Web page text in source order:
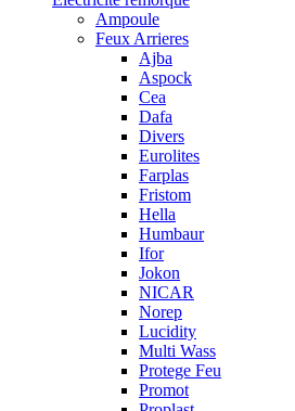
Ampoule
Feux Arrieres
Ajba
Aspock
Cea
Dafa
Divers
Eurolites
Farplas
Fristom
Hella
Humbaur
Ifor
Jokon
NICAR
Norep
Lucidity
Multi Wass
Protege Feu
Promot